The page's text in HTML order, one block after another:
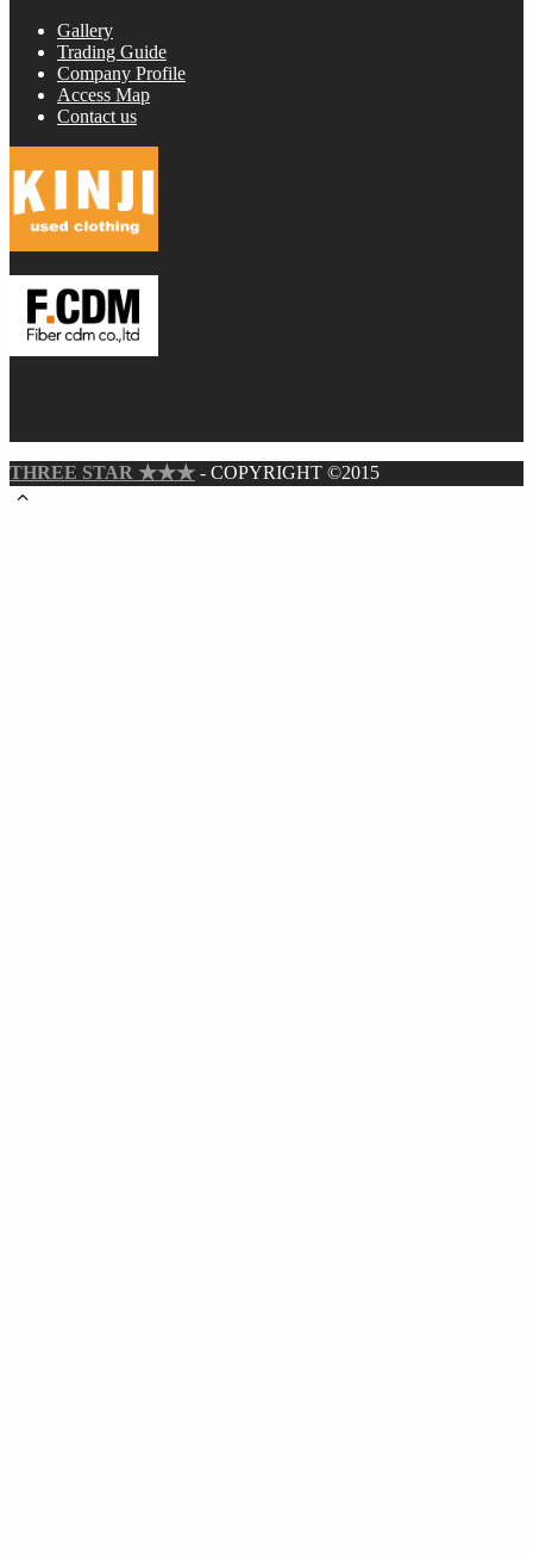
Gallery
Trading Guide
Company Profile
Access Map
Contact us
THREE STAR ★★★ - COPYRIGHT ©2015